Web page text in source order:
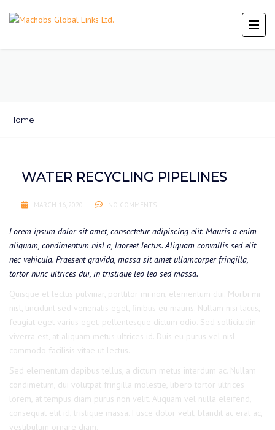
Home
WATER RECYCLING PIPELINES
MARCH 16, 2020 NO COMMENTS
Lorem ipsum dolor sit amet, consectetur adipiscing elit. Mauris a enim
aliquam, condimentum nisl a, laoreet lectus. Aliquam convallis sed elit
nec vehicula. Praesent gravida, massa sit amet ullamcorper fringilla,
tortor nunc ultrices dui, in tristique leo leo sed massa.
Quisque et lectus pulvinar, porttitor mi non, elementum dui. Morbi mi
nisl, tincidunt sed venenatis eget, finibus eu mauris. Nullam nisi lacus,
feugiat eget varius eget, pellentesque dictum odio. Sed sollicitudin
viverra est, at aliquam metus ultrices id. Duis eu purus vel nisl
commodo facilisis vitae ut lectus.
Sed elementum dapibus tellus, a dictum metus interdum ac. Nullam
condimetum, dui volutpat fringilla molestie, libero tortor ultrices
lorem, at tempus diam purus non velit. Aliquam vel nulla eleifend,
consequat elit id, tristique massa. Fusce dolor velit, blandit ac erat ac,
vestibulum ornare diam.